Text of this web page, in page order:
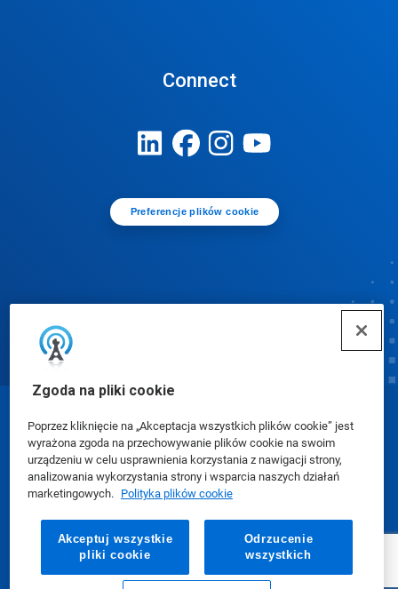
Zgoda na pliki cookie
Poprzez kliknięcie na „Akceptacja wszystkich plików cookie” jest
wyrażona zgoda na przechowywanie plików cookie na swoim
urządzeniu w celu usprawnienia korzystania z nawigacji strony,
analizowania wykorzystania strony i wsparcia naszych działań
marketingowych. Polityka plików cookie
Akceptuj wszystkie
pliki cookie
Odrzucenie
wszystkich
Connect
Preferencje plików cookie
© Ecolab Inc. 2025
Karty charakterystyki (SDS)|Polityka prywatności
Warunki użytkowania